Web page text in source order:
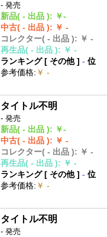
- 発売
新品( - 出品 ): ￥-
中古( - 出品 ): ￥ -
コレクター( - 出品 ): ￥ -
再生品( - 出品 ): ￥ -
ランキング [ その他]- 位
参考価格: ￥ -
タイトル不明
- 発売
新品( - 出品 ): ￥-
中古( - 出品 ): ￥ -
コレクター( - 出品 ): ￥ -
再生品( - 出品 ): ￥ -
ランキング [ その他]- 位
参考価格: ￥ -
タイトル不明
- 発売